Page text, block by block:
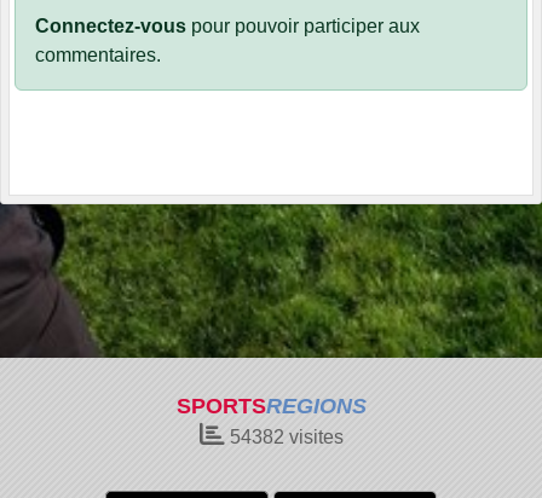
Connectez-vous pour pouvoir participer aux
commentaires.
SPORTSREGIONS
54382 visites